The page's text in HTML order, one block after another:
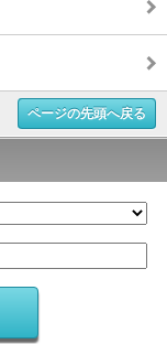
ページの先頭へ戻る